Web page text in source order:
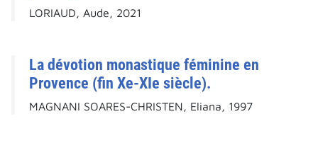
LORIAUD, Aude, 2021
La dévotion monastique féminine en
Provence (fin Xe-XIe siècle).
MAGNANI SOARES-CHRISTEN, Eliana, 1997